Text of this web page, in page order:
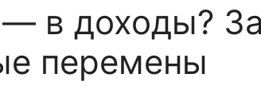
в доходы?
перемены